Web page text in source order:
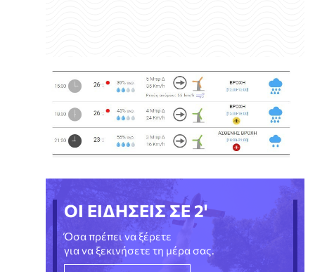
ΟΙ ΕΙΔΗΣΕΙΣ ΣΕ 2'
Όσα πρέπει να ξέρετε
για να ξεκινήσετε τη μέρα σας.